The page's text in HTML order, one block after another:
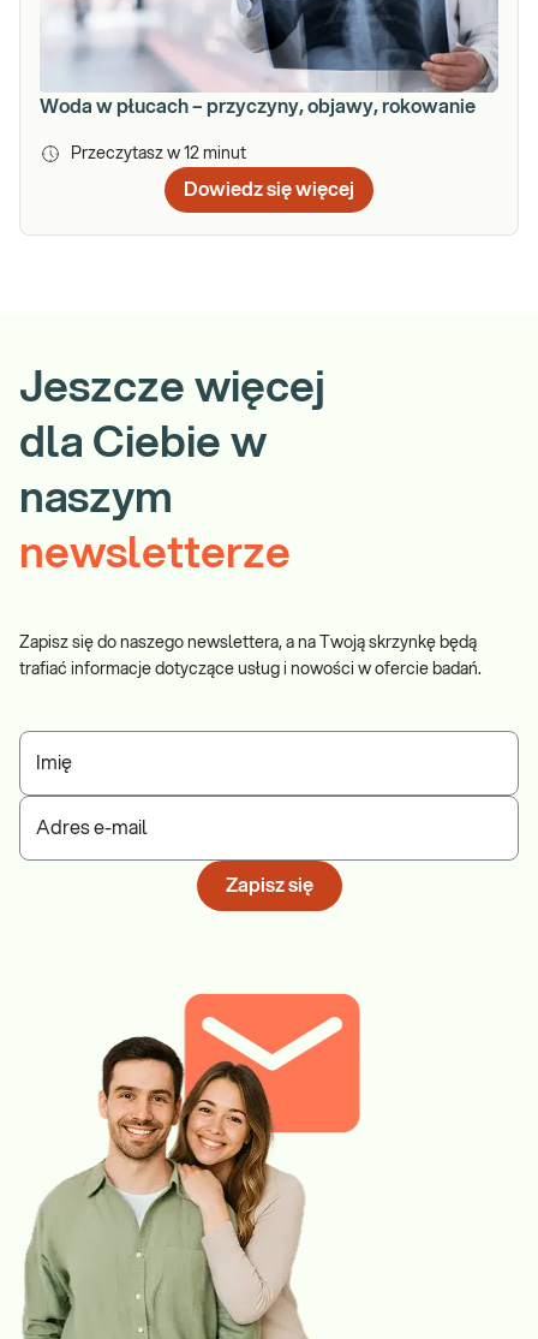
Woda w płucach – przyczyny, objawy, rokowanie
Przeczytasz w 12 minut
Dowiedz się więcej
Jeszcze więcej
dla Ciebie w
naszym
newsletterze
Zapisz się do naszego newslettera, a na Twoją skrzynkę będą
trafiać informacje dotyczące usług i nowości w ofercie badań.
Imię
Adres e-mail
Zapisz się